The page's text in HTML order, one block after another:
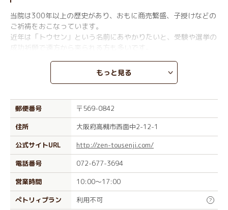
当院は300年以上の歴史があり、おもに商売繁盛、子授けなどの
ご祈祷をおこなっています。
近年は「トウセン」という名前にあやかりたいと、受験や選挙の
成功祈願で遠方から来られる方も多いです。
そんな当院ではペットちゃんのご供養もおこなっています。
敷地内の墓地「北摂さくら霊園」内にはペット供養塔を構え、大
「葬儀は終えたけど、供養はどうしよう？」とお悩みでしたら、
ぜひ一度ご相談ください。
もっと見る
郵便番号
〒569-0842
住所
大阪府高槻市西面中2-12-1
公式サイトURL
http://zen-tousenji.com/
電話番号
072-677-3694
営業時間
10:00～17:00
ぺトリィプラン
利用不可 ?